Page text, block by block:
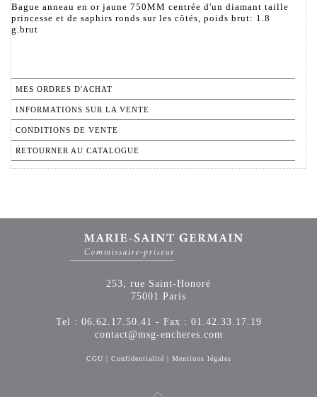
Bague anneau en or jaune 750MM centrée d'un diamant taille
princesse et de saphirs ronds sur les côtés, poids brut: 1.8
g.brut
MES ORDRES D'ACHAT
INFORMATIONS SUR LA VENTE
CONDITIONS DE VENTE
RETOURNER AU CATALOGUE
253, rue Saint-Honoré
75001 Paris
Tel : 06.62.17.50.41 - Fax : 01.42.33.17.19
contact@msg-encheres.com
CGU | Confidentialité | Mentions légales